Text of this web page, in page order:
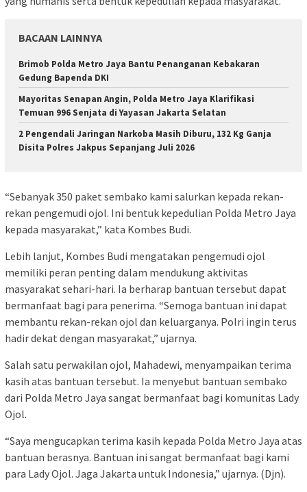
BACAAN LAINNYA
Brimob Polda Metro Jaya Bantu Penanganan Kebakaran
Gedung Bapenda DKI
Mayoritas Senapan Angin, Polda Metro Jaya Klarifikasi
Temuan 996 Senjata di Yayasan Jakarta Selatan
2 Pengendali Jaringan Narkoba Masih Diburu, 132 Kg Ganja
Disita Polres Jakpus Sepanjang Juli 2026
“Sebanyak 350 paket sembako kami salurkan kepada rekan-
rekan pengemudi ojol. Ini bentuk kepedulian Polda Metro Jaya
kepada masyarakat,” kata Kombes Budi.
Lebih lanjut, Kombes Budi mengatakan pengemudi ojol
memiliki peran penting dalam mendukung aktivitas
masyarakat sehari-hari. Ia berharap bantuan tersebut dapat
bermanfaat bagi para penerima. “Semoga bantuan ini dapat
membantu rekan-rekan ojol dan keluarganya. Polri ingin terus
hadir dekat dengan masyarakat,” ujarnya.
Salah satu perwakilan ojol, Mahadewi, menyampaikan terima
kasih atas bantuan tersebut. Ia menyebut bantuan sembako
dari Polda Metro Jaya sangat bermanfaat bagi komunitas Lady
Ojol.
“Saya mengucapkan terima kasih kepada Polda Metro Jaya atas
bantuan berasnya. Bantuan ini sangat bermanfaat bagi kami
para Lady Ojol. Jaga Jakarta untuk Indonesia,” ujarnya. (Djn).